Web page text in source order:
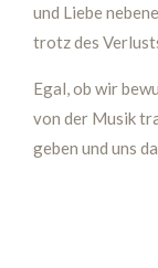
und Liebe
trotz des
Egal, ob wir
von der Musik
geben und uns